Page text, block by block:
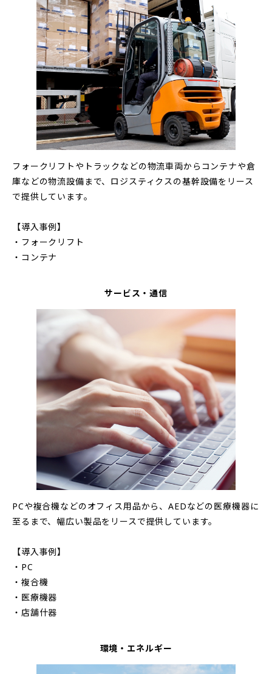
フォークリフトやトラックなどの物流車両からコンテナや倉
庫などの物流設備まで、ロジスティクスの基幹設備をリース
で提供しています。
【導入事例】
・フォークリフト
・コンテナ
サービス・通信
PCや複合機などのオフィス用品から、AEDなどの医療機器に
至るまで、幅広い製品をリースで提供しています。
【導入事例】
・PC
・複合機
・医療機器
・店舗什器
環境・エネルギー